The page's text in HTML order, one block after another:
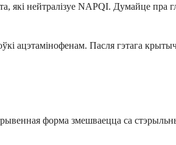
які нейтралізуе NAPQI. Думайце пра
ацэтамінофенам. Пасля гэтага
форма змешваецца са